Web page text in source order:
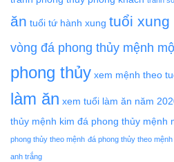
ăn tuổi tứ hành xung tuổi xung
vòng đá phong thủy mệnh
phong thủy xem mệnh theo
làm ăn xem tuổi làm ăn năm
thủy mệnh kim đá phong thủy mệnh
phong thủy theo mệnh đá phong thủy theo mệnh
anh trắng